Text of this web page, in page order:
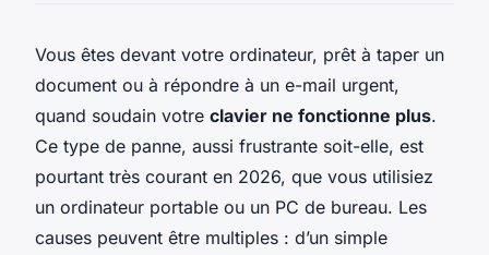
Vous êtes devant votre ordinateur, prêt à taper un
document ou à répondre à un e-mail urgent,
quand soudain votre clavier ne fonctionne plus.
Ce type de panne, aussi frustrante soit-elle, est
pourtant très courant en 2026, que vous utilisiez
un ordinateur portable ou un PC de bureau. Les
causes peuvent être multiples : d’un simple